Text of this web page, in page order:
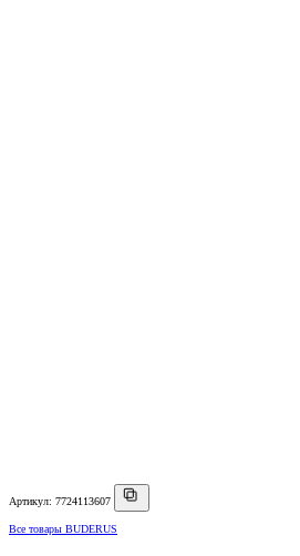
Артикул: 7724113607
Все товары BUDERUS